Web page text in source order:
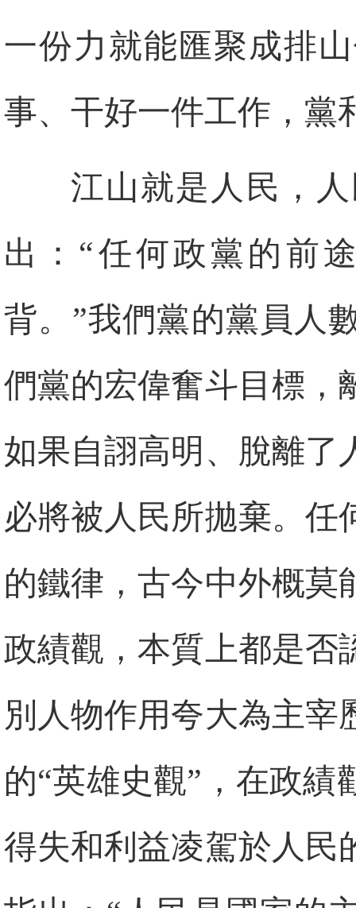
一份力就能匯聚成排
事、干好一件工作，黨
江山就是人民，
出：“任何政黨的前
背。”我們黨的黨員人
們黨的宏偉奮斗目標，
如果自詡高明、脫離了
必將被人民所拋棄。任
的鐵律，古今中外概莫
政績觀，本質上都是否
別人物作用夸大為主宰
的“英雄史觀”，在政
得失和利益凌駕於人民